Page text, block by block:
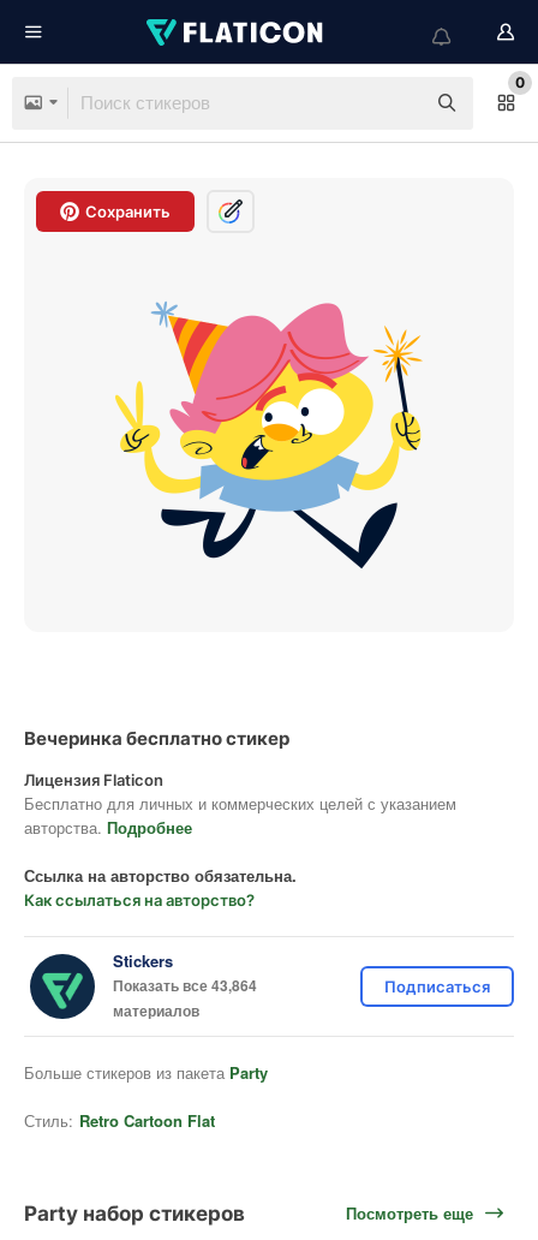
0
Сохранить
Вечеринка бесплатно стикер
Лицензия Flaticon
Бесплатно для личных и коммерческих целей с указанием
авторства. Подробнее
Ссылка на авторство обязательна.
Как ссылаться на авторство?
Stickers
Показать все 43,864
материалов
Подписаться
Больше стикеров из пакета Party
Стиль: Retro Cartoon Flat
Party набор стикеров Посмотреть еще